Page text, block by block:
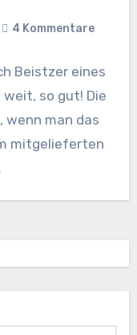
4 Kommentare
Beistzer eines
weit, so gut! Die
wenn man das
mitgelieferten